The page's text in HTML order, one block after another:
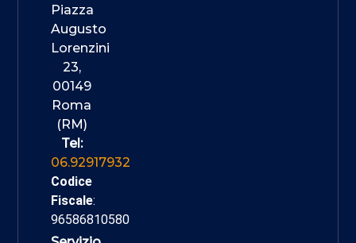
Piazza
Augusto
Lorenzini
23,
00149
Roma
(RM)
Tel:
06.92917932
Codice
Fiscale:
96586810580